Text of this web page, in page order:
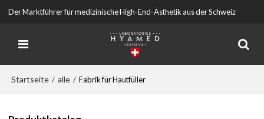
Der Marktführer für medizinische High-End-Ästhetik aus der Schweiz
Startseite / alle / Fabrik für Hautfüller